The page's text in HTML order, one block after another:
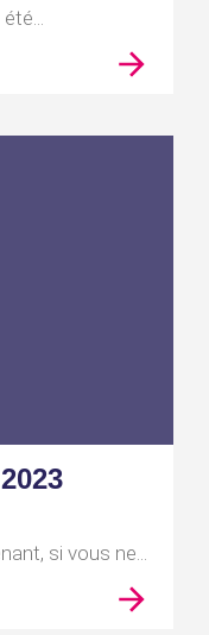
si vous ne...